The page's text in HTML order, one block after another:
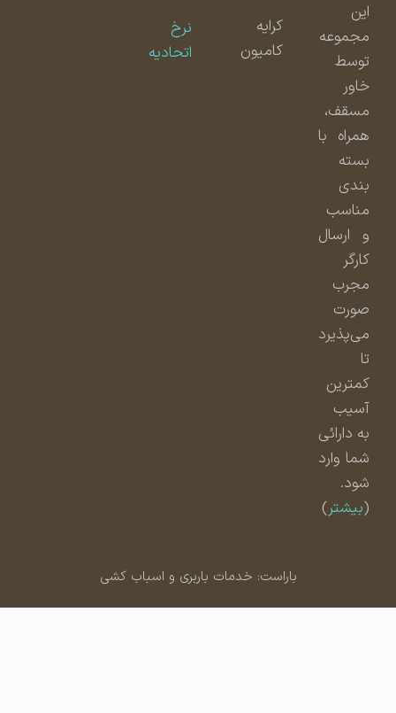
مجموعه
توسط
مسقف،
همراه با
بسته
بندی
مناسب
و ارسال
مجرب
صورت
می‌پذیرد
کمترین
آسیب
به دارائی
شما وارد
شود.
بیشتر)
کامیون
اتحادیه
باراست: خدمات باربری و اسباب کشی